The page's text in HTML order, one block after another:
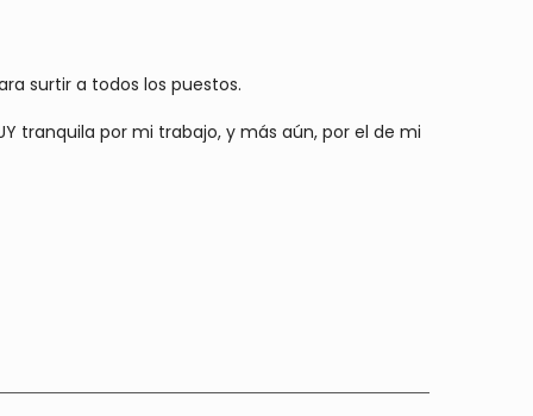
surtir a todos los puestos.
tranquila por mi trabajo, y más aún, por el de mi